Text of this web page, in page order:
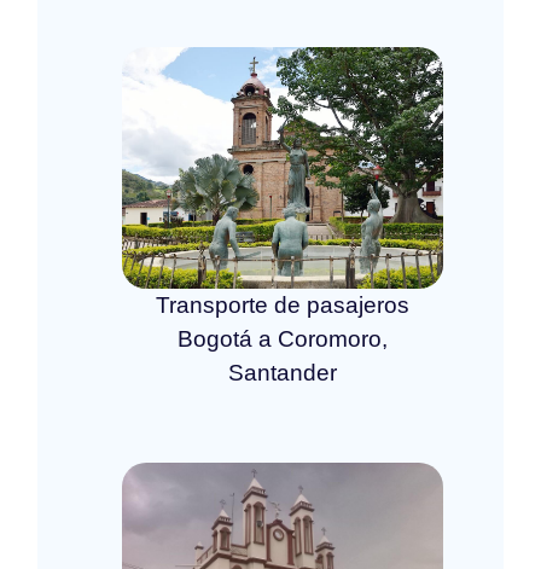
Transporte de pasajeros
Bogotá a Coromoro,
Santander